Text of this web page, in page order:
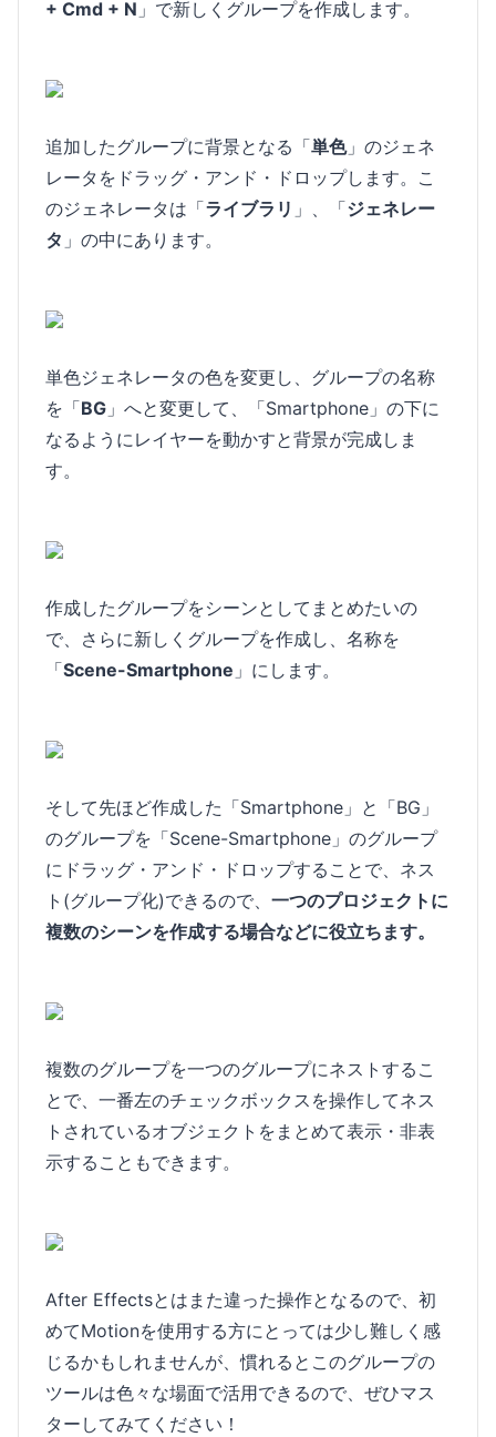
+ Cmd + N 」で新しくグループを作成します。
追加したグループに背景となる「単色」のジェネ
レータをドラッグ・アンド・ドロップします。こ
のジェネレータは「ライブラリ 」、「ジェネレー
タ 」の中にあります。
単色ジェネレータの色を変更し、グループの名称
を「BG 」へと変更して、「Smartphone」の下に
なるようにレイヤーを動かすと背景が完成しま
す。
作成したグループをシーンとしてまとめたいの
で、さらに新しくグループを作成し、名称を
「Scene-Smartphone 」にします。
そして先ほど作成した「Smartphone」と「BG」
のグループを「Scene-Smartphone」のグループ
にドラッグ・アンド・ドロップすることで、ネス
ト(グループ化)できるので、 一つのプロジェクトに
複数のシーンを作成する場合などに役立ちます。
複数のグループを一つのグループにネストするこ
とで、一番左のチェックボックスを操作してネス
トされているオブジェクトをまとめて表示・非表
示することもできます。
After Effectsとはまた違った操作となるので、初
めてMotionを使用する方にとっては少し難しく感
じるかもしれませんが、慣れるとこのグループの
ツールは色々な場面で活用できるので、ぜひマス
ターしてみてください！